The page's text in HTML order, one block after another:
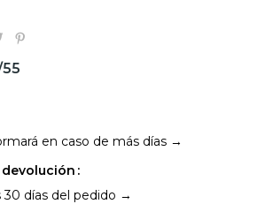
en caso de más días →
30 días del pedido →